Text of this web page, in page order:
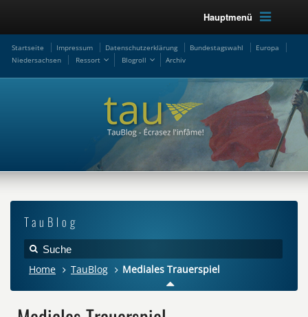
Hauptmenü
Startseite Impressum Datenschutzerklärung Bundestagswahl
Europa
Niedersachsen
Ressort Blogroll Archiv
TauBlog
Home TauBlog Mediales Trauerspiel